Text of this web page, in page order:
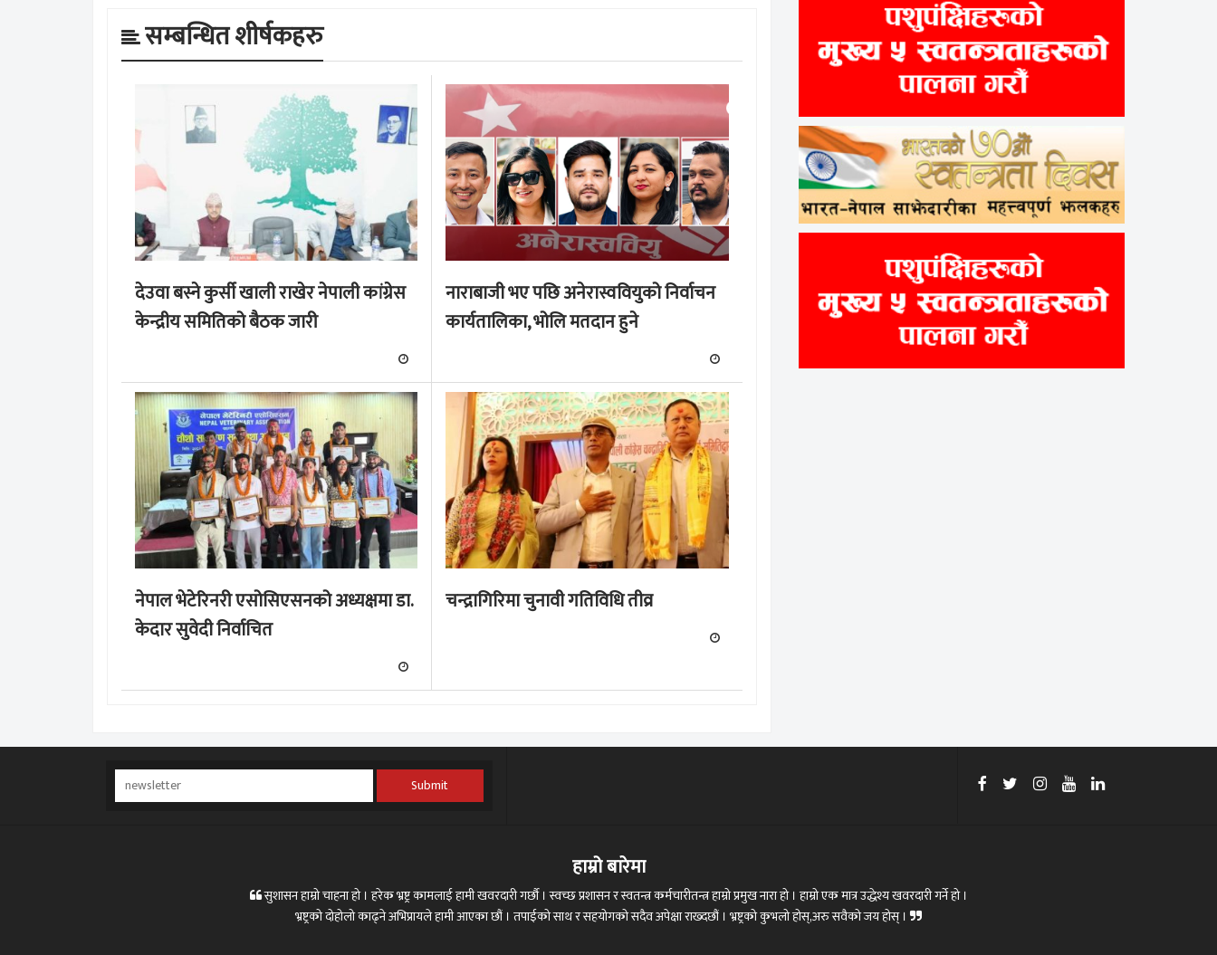
सम्बन्धित शीर्षकहरु
देउवा बस्ने कुर्सी खाली राखेर नेपाली कांग्रेस
केन्द्रीय समितिको बैठक जारी
नाराबाजी भए पछि अनेरास्ववियुको निर्वाचन
कार्यतालिका, भोलि मतदान हुने
नेपाल भेटेरिनरी एसोसिएसनको अध्यक्षमा डा.
केदार सुवेदी निर्वाचित
चन्द्रागिरिमा चुनावी गतिविधि तीव्र
Submit
हाम्रो बारेमा
सुशासन हाम्रो चाहना हो । हरेक भ्रष्ट्र कामलाई हामी खवरदारी गर्छौ । स्वच्छ प्रशासन र स्वतन्त्र कर्मचारीतन्त्र हाम्रो प्रमुख नारा हो । हाम्रो एक मात्र उद्धेश्य खवरदारी गर्ने हो ।
भ्रष्ट्रको दोहोलो काढ्ने अभिप्रायले हामी आएका छौं । तपाईको साथ र सहयोगको सदैव अपेक्षा राख्दछौं । भ्रष्ट्रको कुभलो होस्,अरु सवैको जय होस् ।